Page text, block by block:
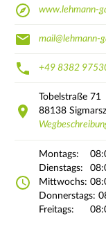
www.lehmann-
mail@lehmann-
+49 8382
Tobelstraße 71
88138
Montags:
Dienstags:
Mittwochs:
Donnerstags:
Freitags: